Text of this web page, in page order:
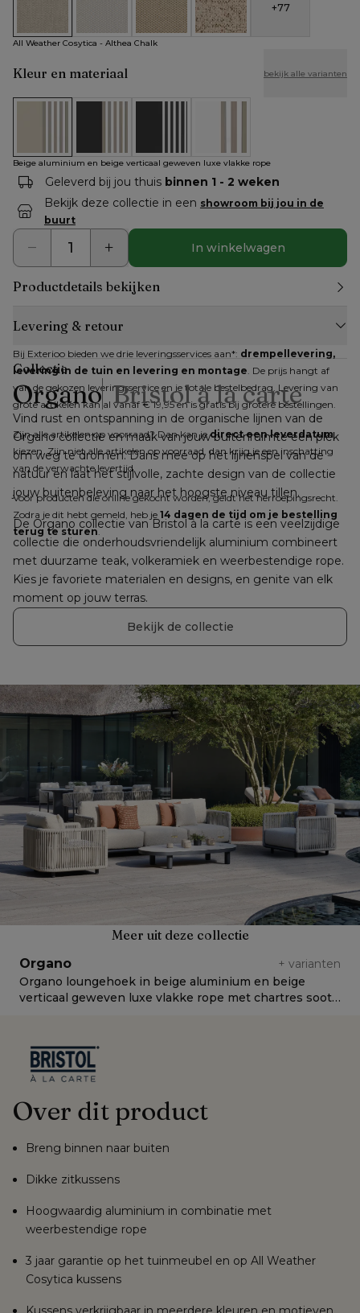
All Weather Cosytica - Althea Chalk
All Weather Cosytica - Althea Off White
All Weather Cosytica - Althea Camel
All Weather Cosytica - Bora
+77
All Weather Cosytica - Althea Chalk
Kleur en materiaal bekijk alle varianten
Beige aluminium en beige verticaal geweven luxe vlakke rope
Geleverd bij jou thuis binnen 1 - 2 weken
Bekijk deze collectie in een showroom bij jou in de
buurt
In winkelwagen
Productdetails bekijken
Levering & retour
Bij Exterioo bieden we drie leveringsservices aan*: drempellevering,
levering in de tuin en levering en montage. De prijs hangt af
van de gekozen leveringsservice en je totale bestelbedrag. Levering van
grote artikelen kan al vanaf € 19,95 en is gratis bij grotere bestellingen.
Zijn alle artikelen op voorraad? Dan kan je direct een leverdatum
kiezen. Zijn niet alle artikelen op voorraad, dan krijg je een inschatting
van de verwachte levertijd.
Voor producten die online gekocht worden, geldt het herroepingsrecht.
Zodra je dit hebt gemeld, heb je 14 dagen de tijd om je bestelling
terug te sturen.
Collectie
Organo Bristol à la carte
Vind rust en ontspanning in de organische lijnen van de
Organo collectie en maak van jouw buitenruimte een plek
om weg te dromen. Dans mee op het lijnenspel van de
natuur en laat het stijlvolle, zachte design van de collectie
jouw buitenbeleving naar het hoogste niveau tillen.
De Organo collectie van Bristol à la carte is een veelzijdige
collectie die onderhoudsvriendelijk aluminium combineert
met duurzame teak, volkeramiek en weerbestendige rope.
Kies je favoriete materialen en designs, en genite van elk
moment op jouw terras.
Bekijk de collectie
Meer uit deze collectie
Organo + varianten
Organo loungehoek in beige aluminium en beige
verticaal geweven luxe vlakke rope met chartres sooty
Over dit product
Breng binnen naar buiten
Dikke zitkussens
Hoogwaardig aluminium in combinatie met
weerbestendige rope
3 jaar garantie op het tuinmeubel en op All Weather
Cosytica kussens